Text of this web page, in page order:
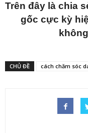
Trên đây là chia
gốc cực kỳ
CHỦ ĐỀ cách chăm sóc